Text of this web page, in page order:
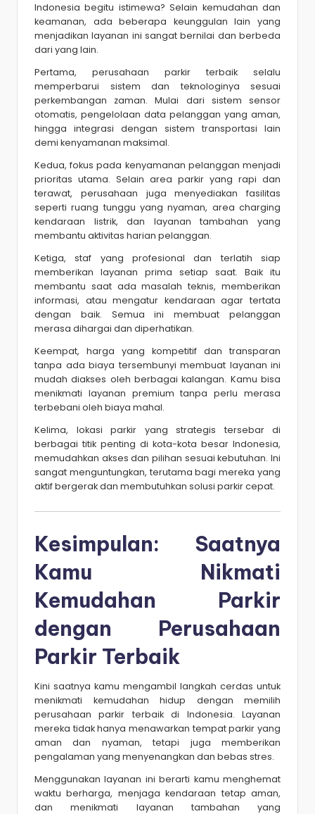
Indonesia begitu istimewa? Selain kemudahan dan
keamanan, ada beberapa keunggulan lain yang
menjadikan layanan ini sangat bernilai dan berbeda
dari yang lain.
Pertama, perusahaan parkir terbaik selalu
memperbarui sistem dan teknologinya sesuai
perkembangan zaman. Mulai dari sistem sensor
otomatis, pengelolaan data pelanggan yang aman,
hingga integrasi dengan sistem transportasi lain
demi kenyamanan maksimal.
Kedua, fokus pada kenyamanan pelanggan menjadi
prioritas utama. Selain area parkir yang rapi dan
terawat, perusahaan juga menyediakan fasilitas
seperti ruang tunggu yang nyaman, area charging
kendaraan listrik, dan layanan tambahan yang
membantu aktivitas harian pelanggan.
Ketiga, staf yang profesional dan terlatih siap
memberikan layanan prima setiap saat. Baik itu
membantu saat ada masalah teknis, memberikan
informasi, atau mengatur kendaraan agar tertata
dengan baik. Semua ini membuat pelanggan
merasa dihargai dan diperhatikan.
Keempat, harga yang kompetitif dan transparan
tanpa ada biaya tersembunyi membuat layanan ini
mudah diakses oleh berbagai kalangan. Kamu bisa
menikmati layanan premium tanpa perlu merasa
terbebani oleh biaya mahal.
Kelima, lokasi parkir yang strategis tersebar di
berbagai titik penting di kota-kota besar Indonesia,
memudahkan akses dan pilihan sesuai kebutuhan. Ini
sangat menguntungkan, terutama bagi mereka yang
aktif bergerak dan membutuhkan solusi parkir cepat.
Kesimpulan: Saatnya
Kamu Nikmati
Kemudahan Parkir
dengan Perusahaan
Parkir Terbaik
Kini saatnya kamu mengambil langkah cerdas untuk
menikmati kemudahan hidup dengan memilih
perusahaan parkir terbaik di Indonesia. Layanan
mereka tidak hanya menawarkan tempat parkir yang
aman dan nyaman, tetapi juga memberikan
pengalaman yang menyenangkan dan bebas stres.
Menggunakan layanan ini berarti kamu menghemat
waktu berharga, menjaga kendaraan tetap aman,
dan menikmati layanan tambahan yang